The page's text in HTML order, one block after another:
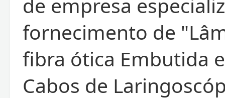
de empresa
fornecimento de
fibra ótica Embutida e
Cabos de